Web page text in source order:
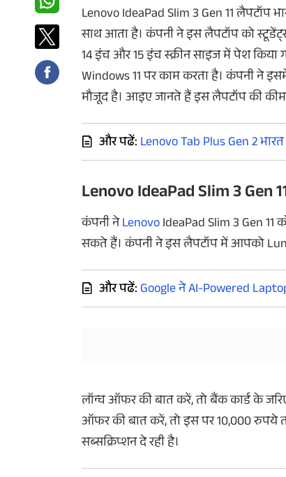
डील्स
Lenovo IdeaPad Slim 3 Gen 11 लैपटॉप
साथ आता है। कंपनी ने इस लैपटॉप को
14 इंच और 15 इंच स्क्रीन साइज में पेश
Windows 11 पर काम करता है। कंपनी ने
मौजूद है। आइए जानते हैं इस लैपटॉप की
और पढें: Lenovo Tab Plus Gen 2
Lenovo IdeaPad Slim 3 Gen
कंपनी नेLenovoIdeaPad Slim 3 Gen
सकते हैं। कंपनी ने इस लैपटॉप में आपको
और पढें: Google ने AI-Powered
लॉन्च ऑफर की बात करें, तो बैंक कार्ड के
ऑफर की बात करें, तो इस पर 10,000 रुपये
सब्सक्रिप्शन दे रही है।